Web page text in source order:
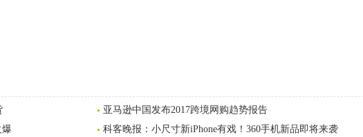
亚马逊中国发布2017跨境网购趋势报告
科客晚报：小尺寸新iPhone有戏！360手机新品即将来袭